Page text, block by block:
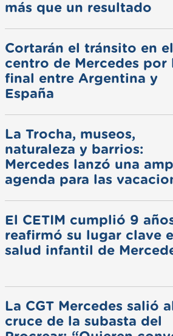
más que un resultado
Cortarán el tránsito en el
centro de Mercedes por
final entre Argentina y
España
La Trocha, museos,
naturaleza y barrios:
Mercedes lanzó una
agenda para las
El CETIM cumplió 9
reafirmó su lugar clave
salud infantil de
La CGT Mercedes salió
cruce de la subasta del